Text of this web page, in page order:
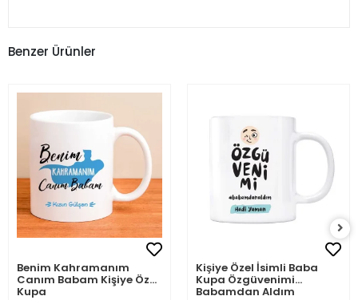
Benzer Ürünler
Benim Kahramanım
Canım Babam Kişiye Özel
Kupa
Kişiye Özel İsimli Baba
Kupa Özgüvenimi
Babamdan Aldım